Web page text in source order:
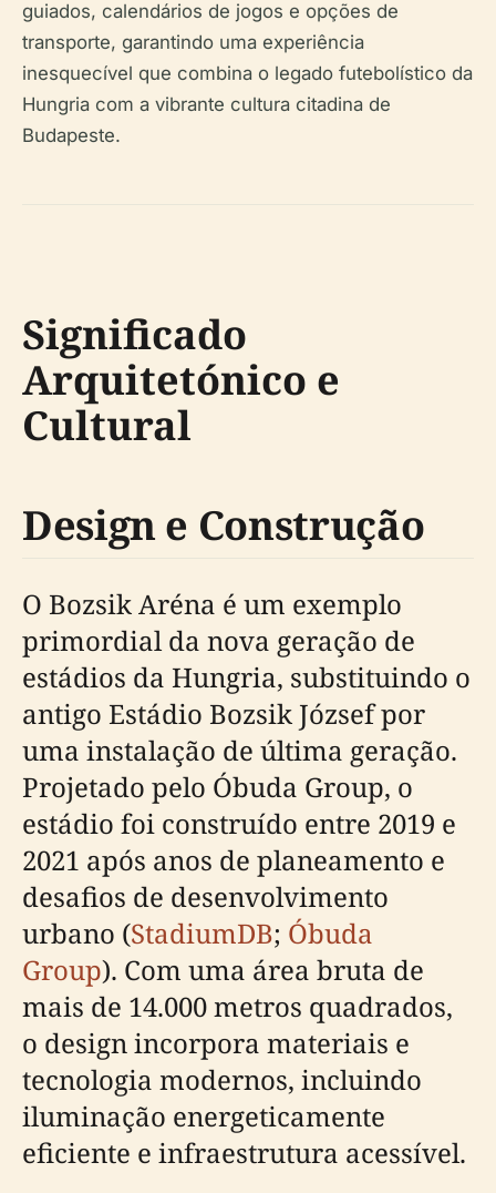
guiados, calendários de jogos e opções de
transporte, garantindo uma experiência
inesquecível que combina o legado futebolístico da
Hungria com a vibrante cultura citadina de
Budapeste.
Significado
Arquitetónico e
Cultural
Design e Construção
O Bozsik Aréna é um exemplo
primordial da nova geração de
estádios da Hungria, substituindo o
antigo Estádio Bozsik József por
uma instalação de última geração.
Projetado pelo Óbuda Group, o
estádio foi construído entre 2019 e
2021 após anos de planeamento e
desafios de desenvolvimento
urbano (StadiumDB; Óbuda
Group). Com uma área bruta de
mais de 14.000 metros quadrados,
o design incorpora materiais e
tecnologia modernos, incluindo
iluminação energeticamente
eficiente e infraestrutura acessível.